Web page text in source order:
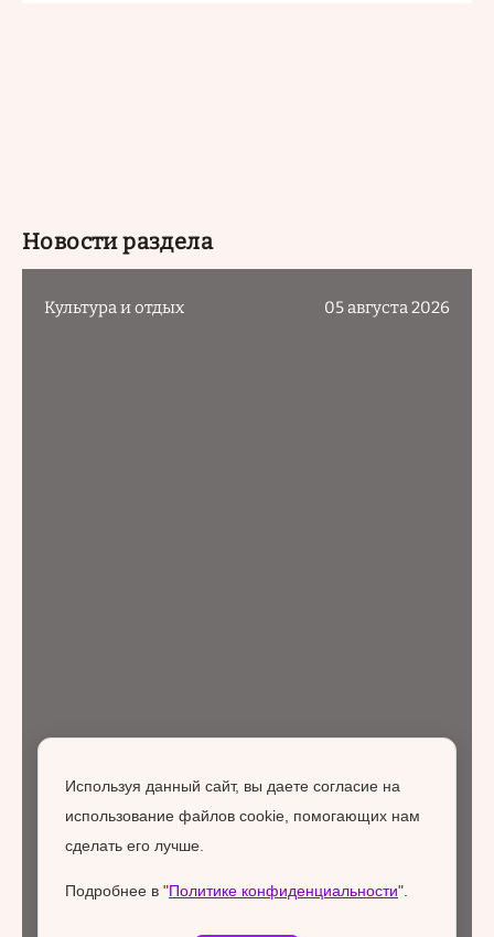
Новости раздела
Культура и отдых 05 августа 2026
Используя данный сайт, вы даете согласие на
использование файлов cookie, помогающих нам
сделать его лучше.
Подробнее в "Политике конфиденциальности".